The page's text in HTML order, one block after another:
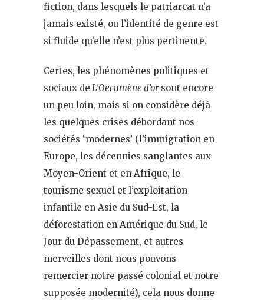
fiction, dans lesquels le patriarcat n’a
jamais existé, ou l’identité de genre est
si fluide qu’elle n’est plus pertinente.
Certes, les phénomènes politiques et
sociaux de L’Oecumène d’orsont encore
un peu loin, mais si on considère déjà
les quelques crises débordant nos
sociétés ‘modernes’ (l’immigration en
Europe, les décennies sanglantes aux
Moyen-Orient et en Afrique, le
tourisme sexuel et l’exploitation
infantile en Asie du Sud-Est, la
déforestation en Amérique du Sud, le
Jour du Dépassement, et autres
merveilles dont nous pouvons
remercier notre passé colonial et notre
supposée modernité), cela nous donne